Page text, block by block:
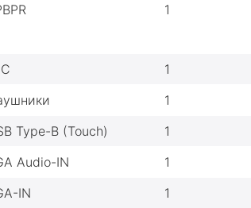
1
1
1
Type-B (Touch)
1
Audio-IN
1
IN
1